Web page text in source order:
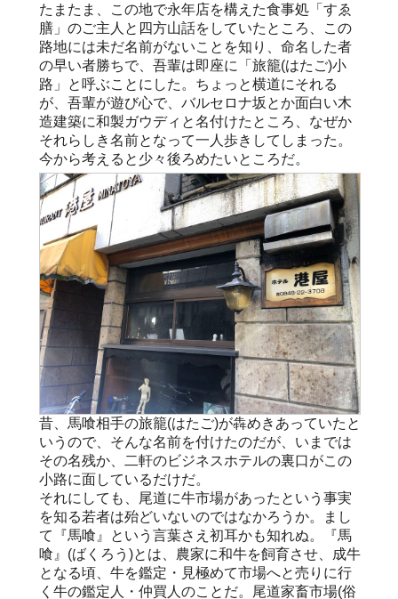
たまたま、この地で永年店を構えた食事処「すゑ
膳」のご主人と四方山話をしていたところ、この
路地には未だ名前がないことを知り、命名した者
の早い者勝ちで、吾輩は即座に「旅籠(はたご)小
路」と呼ぶことにした。ちょっと横道にそれる
が、吾輩が遊び心で、バルセロナ坂とか面白い木
造建築に和製ガウディと名付けたところ、なぜか
それらしき名前となって一人歩きしてしまった。
今から考えると少々後ろめたいところだ。
昔、馬喰相手の旅籠(はたご)が犇めきあっていたと
いうので、そんな名前を付けたのだが、いまでは
その名残か、二軒のビジネスホテルの裏口がこの
小路に面しているだけだ。
それにしても、尾道に牛市場があったという事実
を知る若者は殆どいないのではなかろうか。まし
て『馬喰』という言葉さえ初耳かも知れぬ。『馬
喰』(ばくろう)とは、農家に和牛を飼育させ、成牛
となる頃、牛を鑑定・見極めて市場へと売りに行
く牛の鑑定人・仲買人のことだ。尾道家畜市場(俗